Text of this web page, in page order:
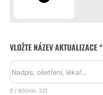
VLOŽTE NÁZEV AKTUALIZACE *
0 / 90(min. 20)